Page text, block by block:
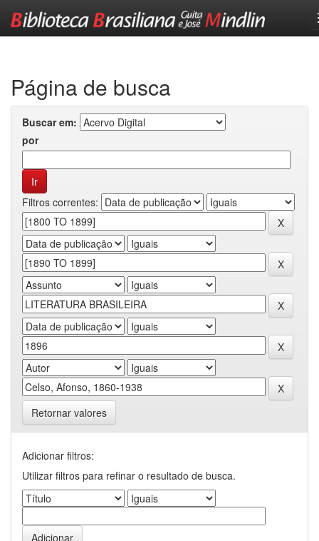
Página de busca
Buscar em:
por
Filtros correntes:
Retornar valores
Adicionar filtros:
Utilizar filtros para refinar o resultado de busca.